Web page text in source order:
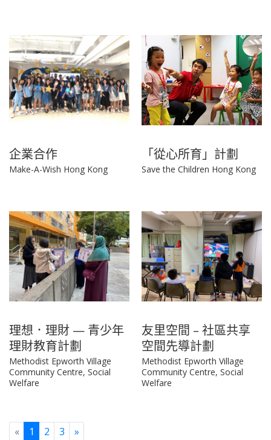
企業合作
Make-A-Wish Hong Kong
「從心所育」計劃
Save the Children Hong Kong
理想．理財 — 青少年
理財教育計劃
Methodist Epworth Village
Community Centre, Social
Welfare
友里空間 – 社區共享
空間先導計劃
Methodist Epworth Village
Community Centre, Social
Welfare
«Previous
1 2 3 »Next